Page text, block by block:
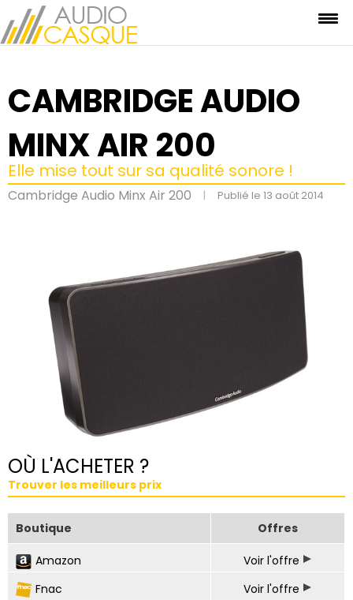
CAMBRIDGE AUDIO
MINX AIR 200
Elle mise tout sur sa qualité sonore !
Cambridge Audio Minx Air 200 | Publié le 13 août 2014
OÙ L'ACHETER ?
Trouver les meilleurs prix
Boutique Offres
Amazon
Voir l'offre
Fnac
Voir l'offre